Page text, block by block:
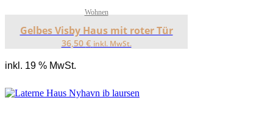
Wohnen
Gelbes Visby Haus mit roter Tür
36,50 € inkl. MwSt.
inkl. 19 % MwSt.